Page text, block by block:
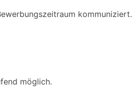
kommuniziert.
möglich.